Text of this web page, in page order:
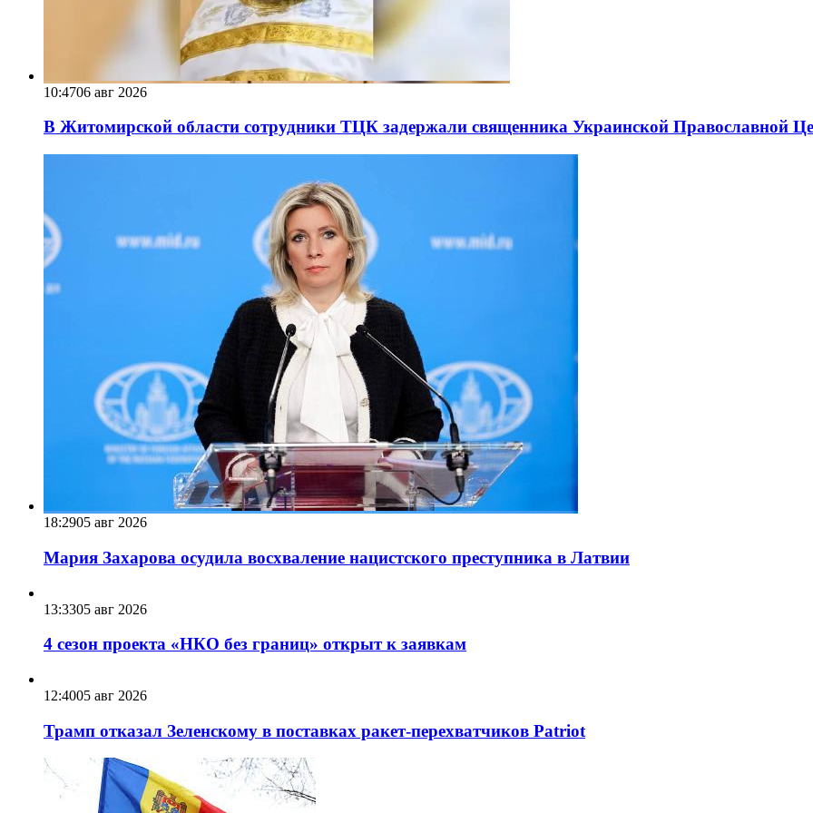
10:4706 авг 2026
В Житомирской области сотрудники ТЦК задержали священника Украинской Православной
18:2905 авг 2026
Мария Захарова осудила восхваление нацистского преступника в Латвии
13:3305 авг 2026
4 сезон проекта «НКО без границ» открыт к заявкам
12:4005 авг 2026
Трамп отказал Зеленскому в поставках ракет-перехватчиков Patriot